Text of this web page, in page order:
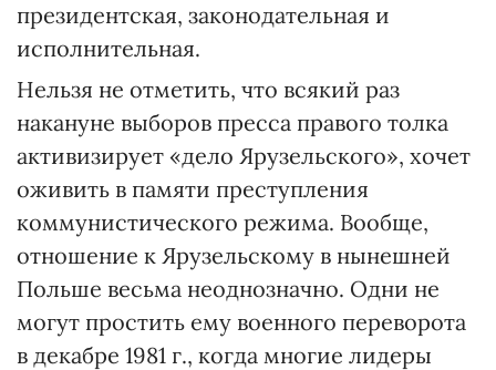
президентская, законодательная и
исполнительная.
Нельзя не отметить, что всякий раз
накануне выборов пресса правого толка
активизирует «дело Ярузельского», хочет
оживить в памяти преступления
коммунистического режима. Вообще,
отношение к Ярузельскому в нынешней
Польше весьма неоднозначно. Одни не
могут простить ему военного переворота
в декабре 1981 г., когда многие лидеры